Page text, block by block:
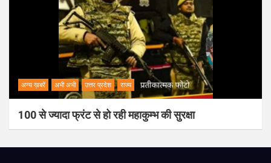
अन्य ख़बरें अभी अभी उत्तर प्रदेश राज्य
100 से ज्यादा फ्रंट से हो रही महाकुम्भ की सुरक्षा